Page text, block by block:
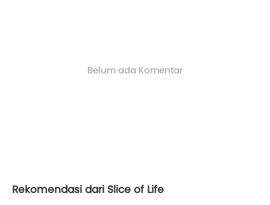
Belum ada Komentar
Rekomendasi dari Slice of Life